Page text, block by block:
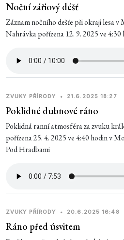
Noční zářiový déšť
Záznam nočního dešťe při okraji lesa
Nahrávka pořízena 12. 9. 2025 ve 4:30
ZVUKY PŘÍRODY • 21.6.2025 18:27
Poklidné dubnové ráno
Poklidná ranní atmosféra za zvuku
pořízena 25. 4. 2025 ve 4:40 hodin v
Pod Hradbami
ZVUKY PŘÍRODY • 20.6.2025 16:48
Ráno před úsvitem